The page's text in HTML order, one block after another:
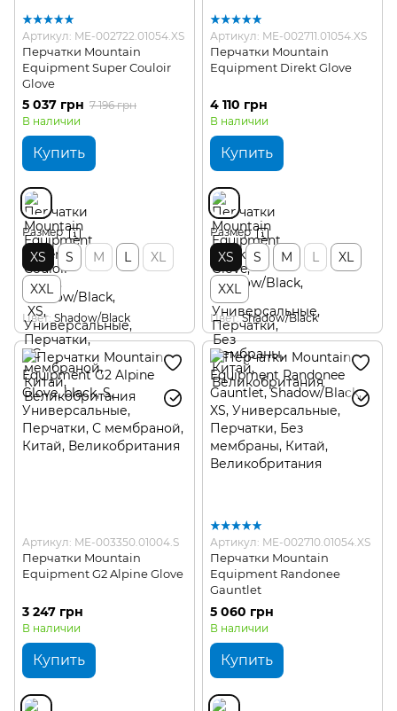
Артикул: ME-002722.01054.XS
Перчатки Mountain
Equipment Super Couloir
Glove
5 037 грн 7 196 грн
В наличии
Купить
Размер
XS S M L
XL
XXL
Цвет Shadow/Black
Артикул: ME-002711.01054.XS
Перчатки Mountain
Equipment Direkt Glove
4 110 грн
В наличии
Купить
Размер
XS S M L
XL
XXL
Цвет Shadow/Black
Артикул: ME-003350.01004.S
Перчатки Mountain
Equipment G2 Alpine Glove
3 247 грн
В наличии
Купить
Артикул: ME-002710.01054.XS
Перчатки Mountain
Equipment Randonee
Gauntlet
5 060 грн
В наличии
Купить